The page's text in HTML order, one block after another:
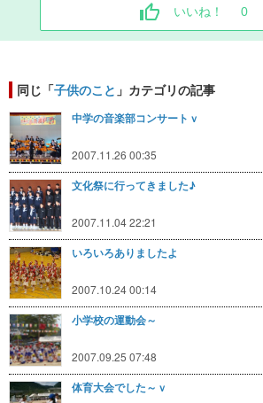
いいね！ 0
同じ「子供のこと 」カテゴリの記事
中学の音楽部コンサートｖ
2007.11.26 00:35
文化祭に行ってきました♪
2007.11.04 22:21
いろいろありましたよ
2007.10.24 00:14
小学校の運動会～
2007.09.25 07:48
体育大会でした～ｖ